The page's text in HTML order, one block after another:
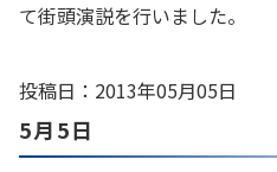
て街頭演説を行いました。
投稿日：2013年05月05日
5月5日